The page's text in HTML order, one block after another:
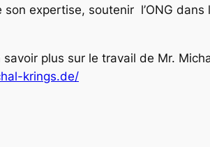
expertise, soutenir l’ONG
plus sur le travail de Mr.
krings.de/